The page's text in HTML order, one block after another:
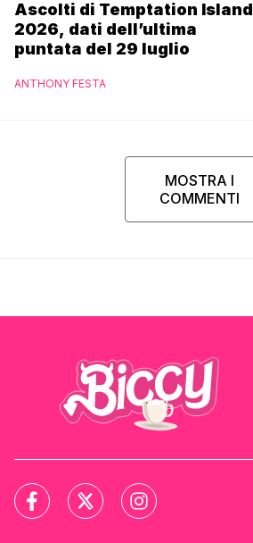
Ascolti di Temptation Island
2026, dati dell’ultima
puntata del 29 luglio
ANTHONY FESTA
MOSTRA I
COMMENTI